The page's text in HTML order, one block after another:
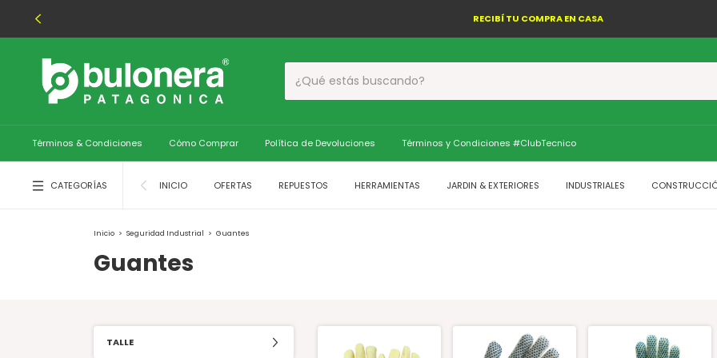
RECIBÍ TU COMPRA EN CASA
Términos & Condiciones Cómo Comprar Política de Devoluciones Términos y Condiciones #ClubTecnico
CATEGORÍAS INICIO OFERTAS REPUESTOS HERRAMIENTAS JARDIN & EXTERIORES INDUSTRIALES
Inicio > Seguridad Industrial > Guantes
Guantes
TALLE